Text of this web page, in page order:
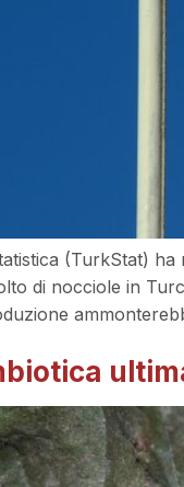
(TurkStat)
di nocciole in